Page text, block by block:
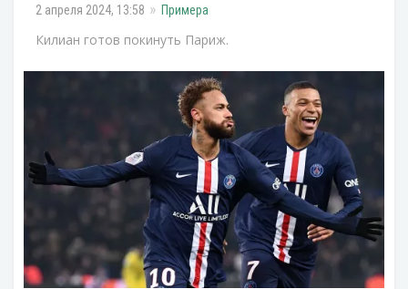
2 апреля 2024, 13:58 Примера
Килиан готов покинуть Париж.